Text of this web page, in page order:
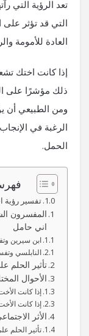
تعد الرؤية التي
التي قد تؤثر
العادة للأمومة
إذا كانت اختك
ذلك مؤشرًا على
ومن الطبيعي أن
الرغبة في
الحمل.
تفسير رؤية
المفسرون
اني حامل
ابن سيرين
النابلسي
تأثير الحلم
الأحوال
إذا كانت
إذا كانت
الأثر
تأثير الحلم